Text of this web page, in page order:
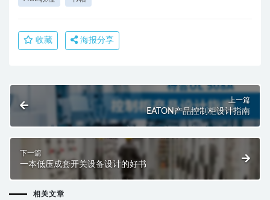
收藏 海报分享
上一篇
EATON产品控制柜设计指南
下一篇
一本低压成套开关设备设计的好书
相关文章